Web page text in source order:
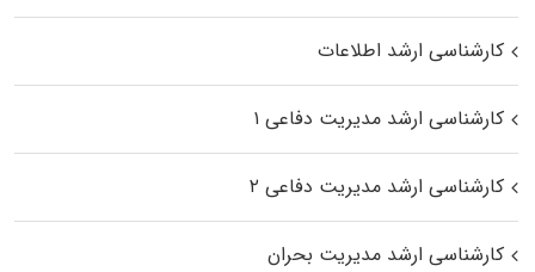
کارشناسی ارشد اطلاعات
کارشناسی ارشد مدیریت دفاعی ۱
کارشناسی ارشد مدیریت دفاعی ۲
کارشناسی ارشد مدیریت بحران